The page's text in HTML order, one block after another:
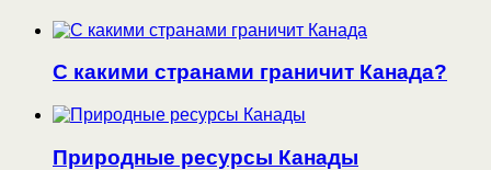
С какими странами граничит Канада?
Природные ресурсы Канады